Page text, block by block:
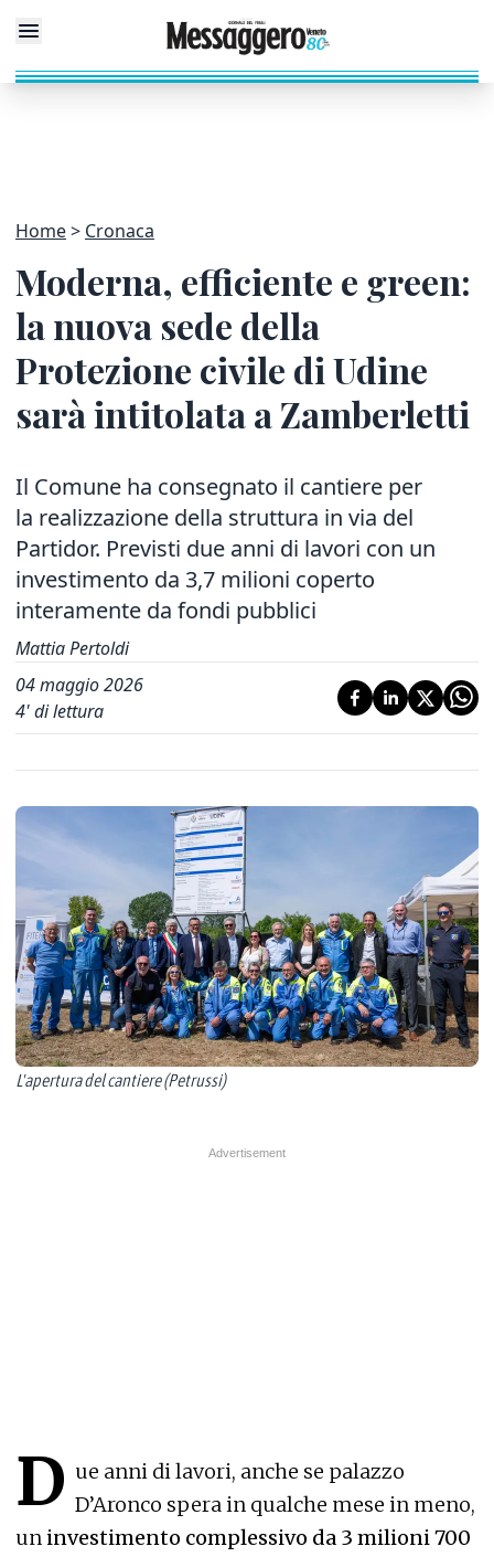
Home Cronaca
Moderna, efficiente e green:
la nuova sede della
Protezione civile di Udine
sarà intitolata a Zamberletti
Il Comune ha consegnato il cantiere per
la realizzazione della struttura in via del
Partidor. Previsti due anni di lavori con un
investimento da 3,7 milioni coperto
interamente da fondi pubblici
Mattia Pertoldi
04 maggio 2026
4' di lettura
L'apertura del cantiere (Petrussi)
D ue anni di lavori, anche se palazzo
D’Aronco spera in qualche mese in meno,
un investimento complessivo da 3 milioni 700